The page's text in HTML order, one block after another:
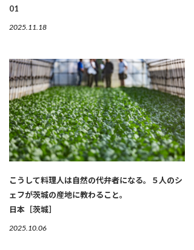
01
2025.11.18
こうして料理人は自然の代弁者になる。５人のシ
ェフが茨城の産地に教わること。
日本［茨城］
2025.10.06